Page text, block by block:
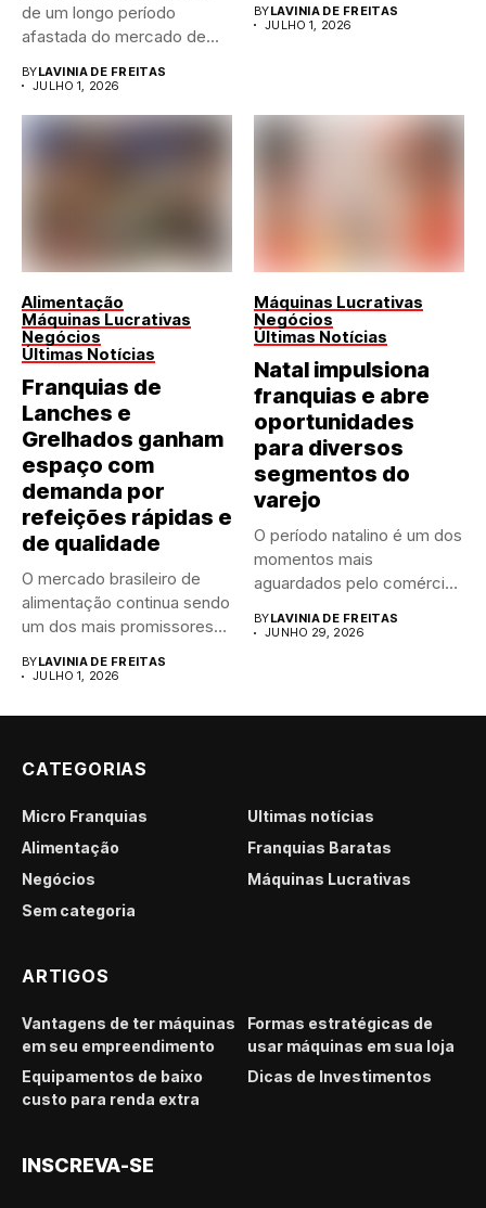
de um longo período
afastada do mercado de...
BYLAVINIA DE FREITAS
JULHO 1, 2026
BYLAVINIA DE FREITAS
JULHO 1, 2026
Alimentação
Máquinas Lucrativas
Negócios
Últimas Notícias
Franquias de
Lanches e
Grelhados ganham
espaço com
demanda por
refeições rápidas e
de qualidade
O mercado brasileiro de
alimentação continua sendo
um dos mais promissores
BYLAVINIA DE FREITAS
JULHO 1, 2026
Máquinas Lucrativas
Negócios
Últimas Notícias
Natal impulsiona
franquias e abre
oportunidades
para diversos
segmentos do
varejo
O período natalino é um dos
momentos mais
aguardados pelo comércio
BYLAVINIA DE FREITAS
JUNHO 29, 2026
CATEGORIAS
Micro Franquias
Últimas notícias
Alimentação
Franquias Baratas
Negócios
Máquinas Lucrativas
Sem categoria
ARTIGOS
Vantagens de ter máquinas
em seu empreendimento
Formas estratégicas de
usar máquinas em sua loja
Equipamentos de baixo
custo para renda extra
Dicas de Investimentos
INSCREVA-SE